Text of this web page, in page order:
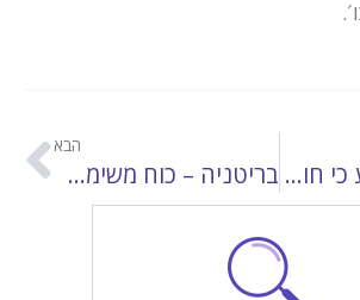
דו"ח חדש קובע כי חולים דווקא מפסידים מיבוא מקביל
הבא
בריטניה – כוח משימה חדש למלחמה בזיוף